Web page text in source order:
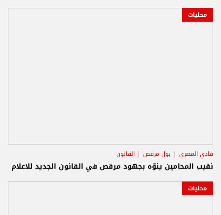
محليات
فادي المصري بول مرقص القانون
نقيب المحامين ينوّه بجهود مرقص في القانون الجديد للاعلام
محليات